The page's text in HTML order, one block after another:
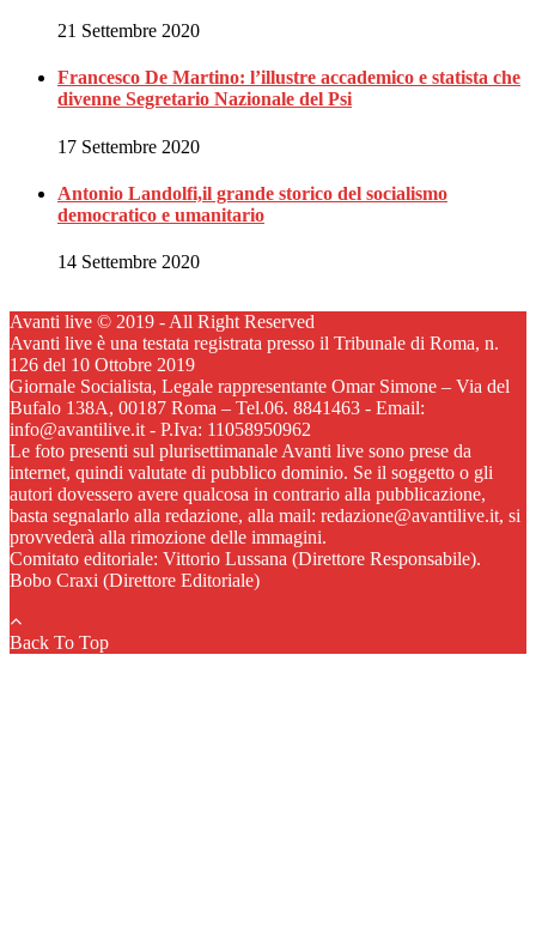
21 Settembre 2020
Francesco De Martino: l’illustre accademico e statista che
divenne Segretario Nazionale del Psi
17 Settembre 2020
Antonio Landolfi,il grande storico del socialismo
democratico e umanitario
14 Settembre 2020
Avanti live © 2019 - All Right Reserved
Avanti live è una testata registrata presso il Tribunale di Roma, n.
126 del 10 Ottobre 2019
Giornale Socialista, Legale rappresentante Omar Simone – Via del
Bufalo 138A, 00187 Roma – Tel.06. 8841463 - Email:
info@avantilive.it - P.Iva: 11058950962
Le foto presenti sul plurisettimanale Avanti live sono prese da
internet, quindi valutate di pubblico dominio. Se il soggetto o gli
autori dovessero avere qualcosa in contrario alla pubblicazione,
basta segnalarlo alla redazione, alla mail: redazione@avantilive.it, si
provvederà alla rimozione delle immagini.
Comitato editoriale: Vittorio Lussana (Direttore Responsabile).
Bobo Craxi (Direttore Editoriale)
Back To Top